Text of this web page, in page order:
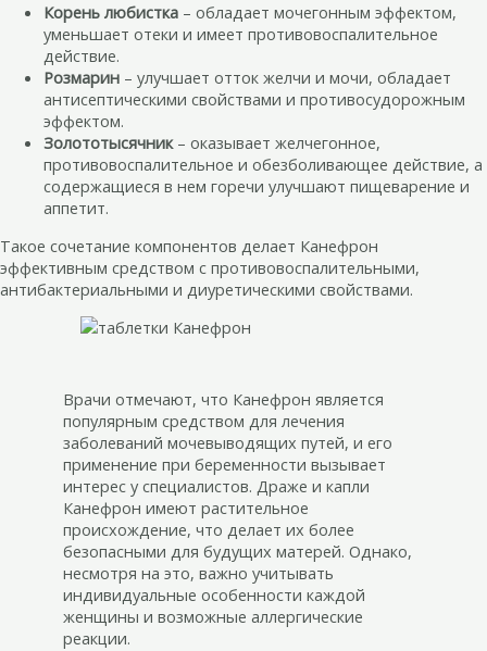
Корень любистка – обладает мочегонным эффектом,
уменьшает отеки и имеет противовоспалительное
действие.
Розмарин – улучшает отток желчи и мочи, обладает
антисептическими свойствами и противосудорожным
эффектом.
Золототысячник– оказывает желчегонное,
противовоспалительное и обезболивающее действие, а
содержащиеся в нем горечи улучшают пищеварение и
аппетит.
Такое сочетание компонентов делает Канефрон
эффективным средством с противовоспалительными,
антибактериальными и диуретическими свойствами.
Врачи отмечают, что Канефрон является
популярным средством для лечения
заболеваний мочевыводящих путей, и его
применение при беременности вызывает
интерес у специалистов. Драже и капли
Канефрон имеют растительное
происхождение, что делает их более
безопасными для будущих матерей. Однако,
несмотря на это, важно учитывать
индивидуальные особенности каждой
женщины и возможные аллергические
реакции.